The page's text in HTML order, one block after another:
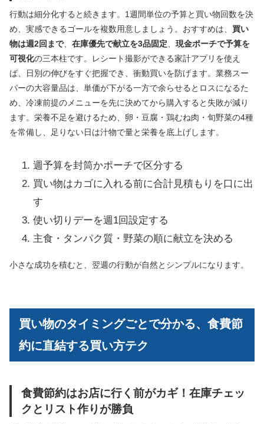
行動は細分化すると続きます。1週間単位の予算と買い物回数を決
め、実感できるゴールを複数用意しましょう。おすすめは、 買い
物は週2回まで、 在庫優先で献立を3品固定
現金ポーチで予算を
可視化の三本柱です。レシート撮影ができる家計アプリを使え
ば、日別の伸びをすぐ把握でき、衝動買いを防げます。業務スー
パーの大容量品は、単価が下がる一方で余らせるとロスになるた
め、冷凍前提のメニューを先に決めてから購入すると失敗が減り
ます。栄養不足を避けるため、卵・豆腐・鶏むね肉・旬野菜の4種
を常備し、足りない日は汁物で量と栄養を底上げします。
週予算を封筒かポーチで区分する
買い物はカゴに入れる前に合計見積もりを口に出
す
使い切りデーを週1回設定する
主食・タンパク質・野菜の順に献立を決める
小さな成功を積むと、翌週の行動が自然とシンプルになります。
買い物のタイミングごとで分かる、食費節
約に直結する買い方テク
食費節約はお店に行く前がカギ！在庫チェッ
クとリスト作りが勝負